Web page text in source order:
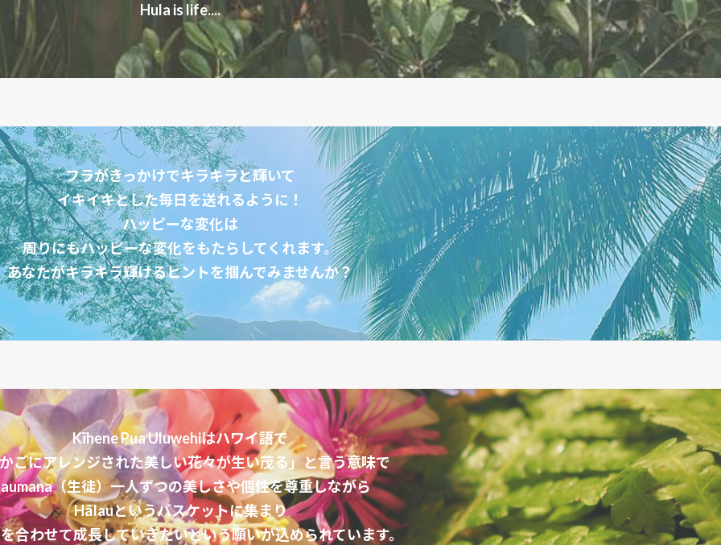
Hula is life....
フラがきっかけでキラキラと輝いて
イキイキとした毎日を送れるように！
ハッピーな変化は
周りにもハッピーな変化をもたらしてくれます。
あなたがキラキラ輝けるヒントを掴んでみませんか？
Kīhene Pua Uluwehiはハワイ語で
ごにアレンジされた美しい花々が生い茂る」と言う意味で
（生徒）一人ずつの美しさや個性を尊重しながら
Hālauというバスケットに集まり
合わせて成長していきたいという願いが込められています。